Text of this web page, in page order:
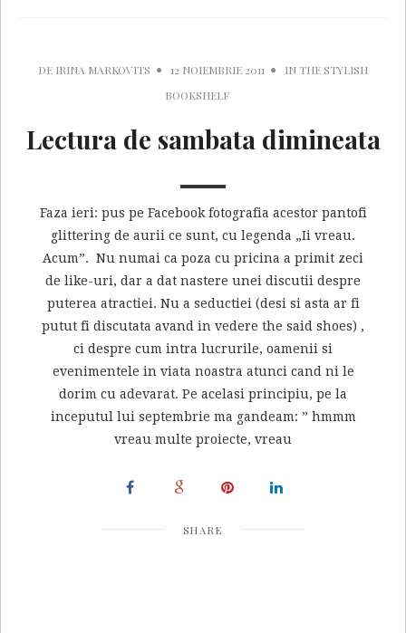
DE IRINA MARKOVITS 12 NOIEMBRIE 2011 INTHE STYLISH
BOOKSHELF
Lectura de sambata dimineata
Faza ieri: pus pe Facebook fotografia acestor pantofi
glittering de aurii ce sunt, cu legenda „Ii vreau.
Acum”. Nu numai ca poza cu pricina a primit zeci
de like-uri, dar a dat nastere unei discutii despre
puterea atractiei. Nu a seductiei (desi si asta ar fi
putut fi discutata avand in vedere the said shoes) ,
ci despre cum intra lucrurile, oamenii si
evenimentele in viata noastra atunci cand ni le
dorim cu adevarat. Pe acelasi principiu, pe la
inceputul lui septembrie ma gandeam: ” hmmm
vreau multe proiecte, vreau
SHARE